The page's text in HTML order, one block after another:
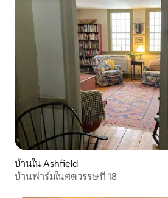
บ้านใน Ashfield
บ้านฟาร์มในศตวรรษที่ 18